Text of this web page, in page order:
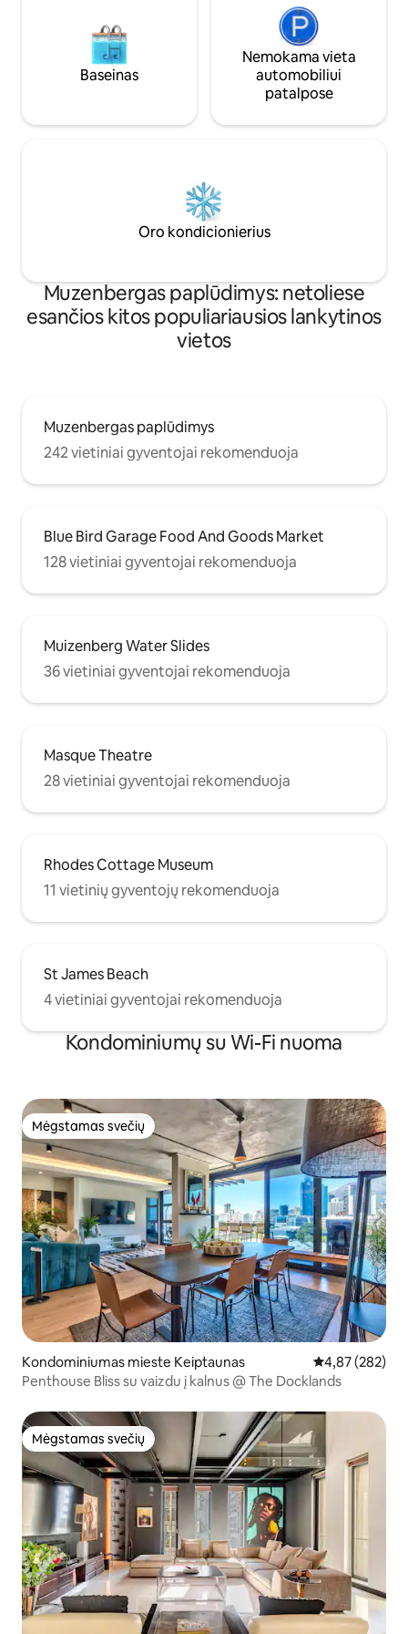
Baseinas
Nemokama vieta
automobiliui
patalpose
Oro kondicionierius
Muzenbergas paplūdimys: netoliese
esančios kitos populiariausios lankytinos
vietos
Muzenbergas paplūdimys
242 vietiniai gyventojai rekomenduoja
Blue Bird Garage Food And Goods Market
128 vietiniai gyventojai rekomenduoja
Muizenberg Water Slides
36 vietiniai gyventojai rekomenduoja
Masque Theatre
28 vietiniai gyventojai rekomenduoja
Rhodes Cottage Museum
11 vietinių gyventojų rekomenduoja
St James Beach
4 vietiniai gyventojai rekomenduoja
Kondominiumų su Wi-Fi nuoma
Mėgstamas svečių
Mėgstamas svečių
Kondominiumas mieste Keiptaunas Vidutinis
4,87 (282)
Penthouse Bliss su vaizdu į kalnus @ The Docklands
Mėgstamas svečių
Mėgstamas svečių